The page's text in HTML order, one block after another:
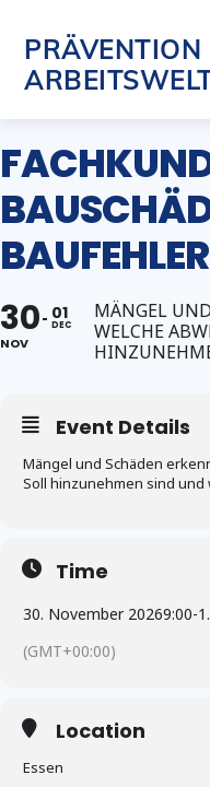
content
PRÄVENTION
30
NOV
01
DEC
MÄNGEL
WELCHE
Event Details
Mängel und Schäden
Soll hinzunehmen sind und
Time
30. November 20269:00-
(GMT+00:00)
Location
Essen